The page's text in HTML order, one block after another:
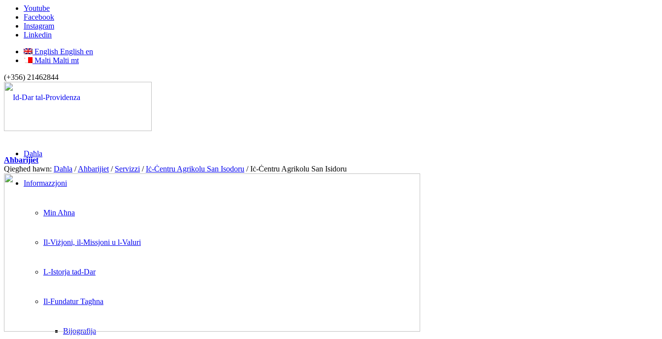
Youtube
Facebook
Instagram
Linkedin
English English en
Malti Malti mt
(+356) 21462844
Daħla
Informazzjoni
Min Aħna
Il-Viżjoni, il-Missjoni u l-Valuri
L-Istorja tad-Dar
Il-Fundatur Tagħna
Bijografija
Aħbarijiet
Qiegħed hawn: Daħla / Aħbarijiet / Servizzi / Iċ-Ċentru Agrikolu San Isodoru / Iċ-Ċentru Agrikolu San Isidoru